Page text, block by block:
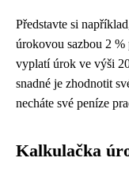
Představte si
úrokovou sazbou 2 %
vyplatí úrok ve výši
snadné je zhodnotit
necháte své peníze
Kalkulačka